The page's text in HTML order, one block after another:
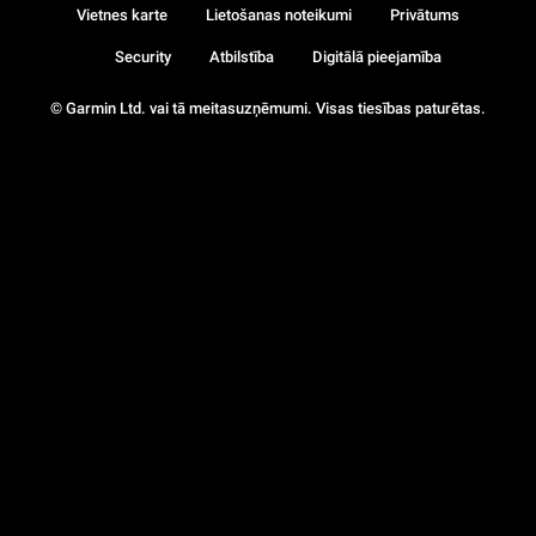
© Garmin Ltd. vai tā meitasuzņēmumi. Visas tiesības paturētas.
Vietnes karte Lietošanas noteikumi Privātums
Security Atbilstība Digitālā pieejamība